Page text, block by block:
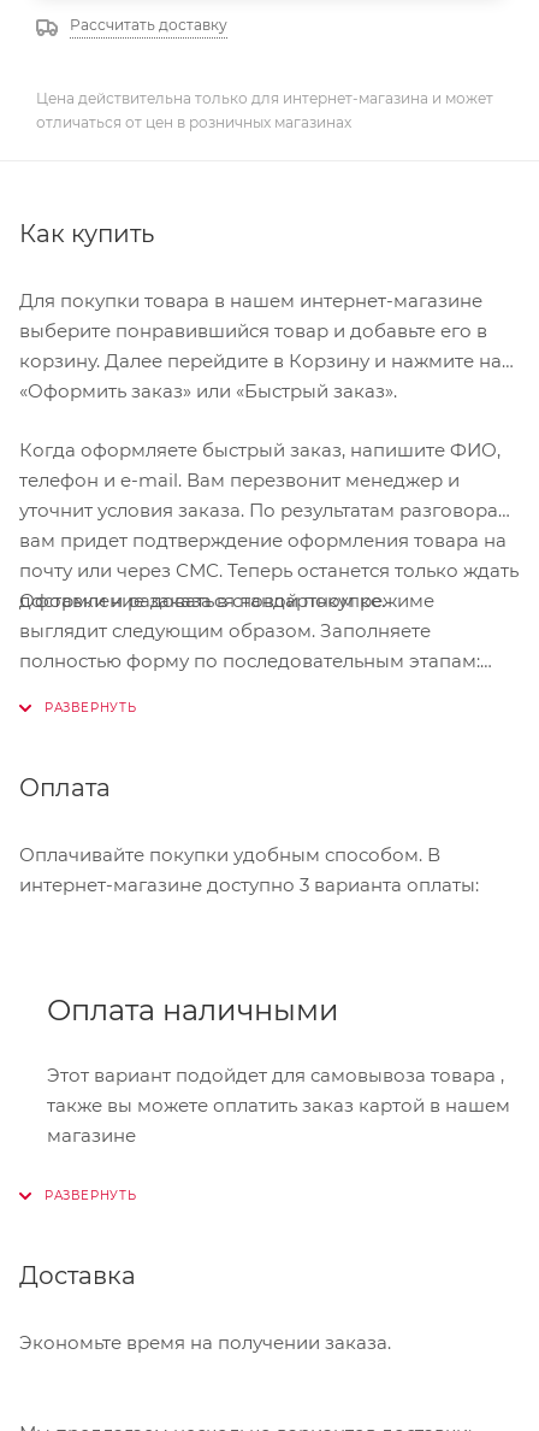
Рассчитать доставку
Цена действительна только для интернет-магазина и может
отличаться от цен в розничных магазинах
Как купить
Для покупки товара в нашем интернет-магазине
выберите понравившийся товар и добавьте его в
корзину. Далее перейдите в Корзину и нажмите на
«Оформить заказ» или «Быстрый заказ».
Когда оформляете быстрый заказ, напишите ФИО,
телефон и e-mail. Вам перезвонит менеджер и
уточнит условия заказа. По результатам разговора
вам придет подтверждение оформления товара на
почту или через СМС. Теперь останется только ждать
доставки и радоваться новой покупке.
Оформление заказа в стандартном режиме
выглядит следующим образом. Заполняете
полностью форму по последовательным этапам:
Нажмите кнопку «Оформить заказ».
Оплата
Оплачивайте покупки удобным способом. В
интернет-магазине доступно 3 варианта оплаты:
Оплата наличными
Этот вариант подойдет для самовывоза товара ,
также вы можете оплатить заказ картой в нашем
магазине
Онлайн-оплата
При оформлении заказа в корзине вы можете
принимаем карты Visa,Master Card, МИР. Оплата
Доставка
Экономьте время на получении заказа.